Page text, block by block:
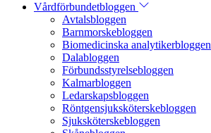
Vårdförbundetbloggen
Avtalsbloggen
Barnmorskebloggen
Biomedicinska analytikerbloggen
Dalabloggen
Förbundsstyrelsebloggen
Kalmarbloggen
Ledarskapsbloggen
Röntgensjuksköterskebloggen
Sjuksköterskebloggen